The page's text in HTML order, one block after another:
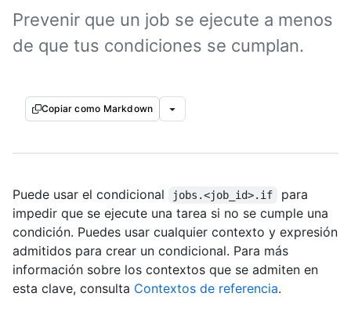
Prevenir que un job se ejecute a menos
de que tus condiciones se cumplan.
Copiar como Markdown
Puede usar el condicional jobs.<job_id>.if
para
impedir que se ejecute una tarea si no se cumple una
condición. Puedes usar cualquier contexto y expresión
admitidos para crear un condicional. Para más
información sobre los contextos que se admiten en
esta clave, consulta Contextos de referencia.